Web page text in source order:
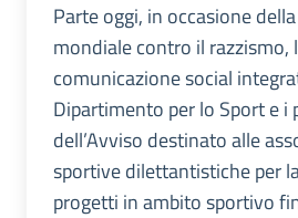
Parte oggi, in occasione
mondiale contro il razzismo,
comunicazione social
Dipartimento per lo Sport e
dell’Avviso destinato alle
sportive dilettantistiche per
progetti in ambito sportivo